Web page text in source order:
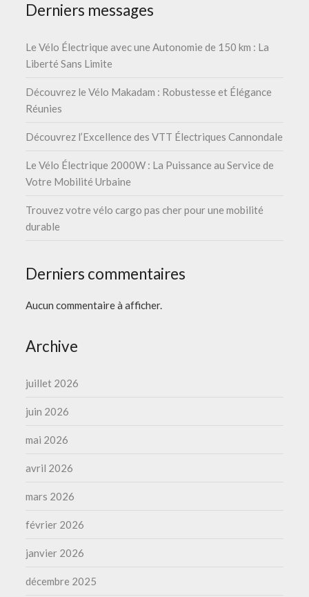
Derniers messages
Le Vélo Électrique avec une Autonomie de 150 km : La
Liberté Sans Limite
Découvrez le Vélo Makadam : Robustesse et Élégance
Réunies
Découvrez l’Excellence des VTT Électriques Cannondale
Le Vélo Électrique 2000W : La Puissance au Service de
Votre Mobilité Urbaine
Trouvez votre vélo cargo pas cher pour une mobilité
durable
Derniers commentaires
Aucun commentaire à afficher.
Archive
juillet 2026
juin 2026
mai 2026
avril 2026
mars 2026
février 2026
janvier 2026
décembre 2025